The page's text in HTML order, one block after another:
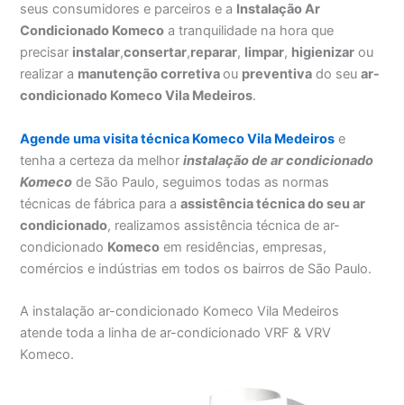
seus consumidores e parceiros e a Instalação Ar
Condicionado Komeco a tranquilidade na hora que
precisar instalar,consertar,reparar, limpar, higienizar ou
realizar a manutenção corretivaou preventiva do seuar-
condicionado Komeco Vila Medeiros.
Agende uma visita técnica Komeco Vila Medeiros e
tenha a certeza da melhorinstalaçãode ar condicionado
Komeco de São Paulo, seguimos todas as normas
técnicas de fábrica para aassistência técnica do seu ar
condicionado, realizamos assistência técnica de ar-
condicionado Komeco em residências, empresas,
comércios e indústrias em todos os bairros de São Paulo.
A instalação ar-condicionado Komeco Vila Medeiros
atende toda a linha de ar-condicionado VRF & VRV
Komeco.